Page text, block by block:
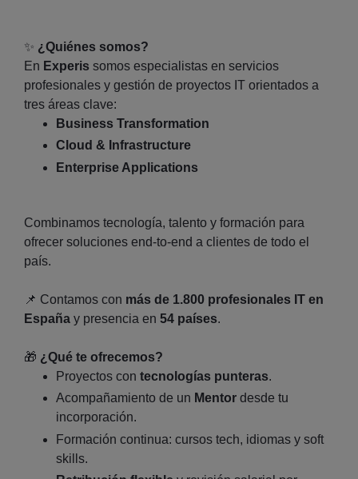
✨ ¿Quiénes somos?
En Experis somos especialistas en servicios
profesionales y gestión de proyectos IT orientados a
tres áreas clave:
Business Transformation
Cloud & Infrastructure
Enterprise Applications
Combinamos tecnología, talento y formación para
ofrecer soluciones end‑to‑end a clientes de todo el
país.
📌 Contamos con más de 1.800 profesionales IT en
España y presencia en 54 países.
🎁 ¿Qué te ofrecemos?
Proyectos con tecnologías punteras.
Acompañamiento de un Mentor desde tu
incorporación.
Formación continua: cursos tech, idiomas y soft
skills.